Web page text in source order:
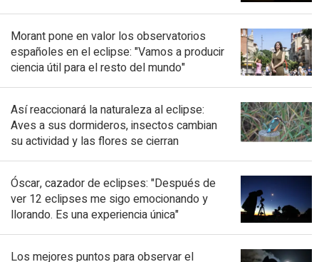
Morant pone en valor los observatorios
españoles en el eclipse: "Vamos a producir
ciencia útil para el resto del mundo"
Así reaccionará la naturaleza al eclipse:
Aves a sus dormideros, insectos cambian
su actividad y las flores se cierran
Óscar, cazador de eclipses: "Después de
ver 12 eclipses me sigo emocionando y
llorando. Es una experiencia única"
Los mejores puntos para observar el